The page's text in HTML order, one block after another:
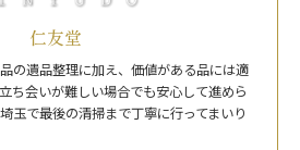
仁友堂
の遺品整理に加え、価値がある品には適
ち会いが難しい場合でも安心して進めら
玉で最後の清掃まで丁寧に行ってまいり